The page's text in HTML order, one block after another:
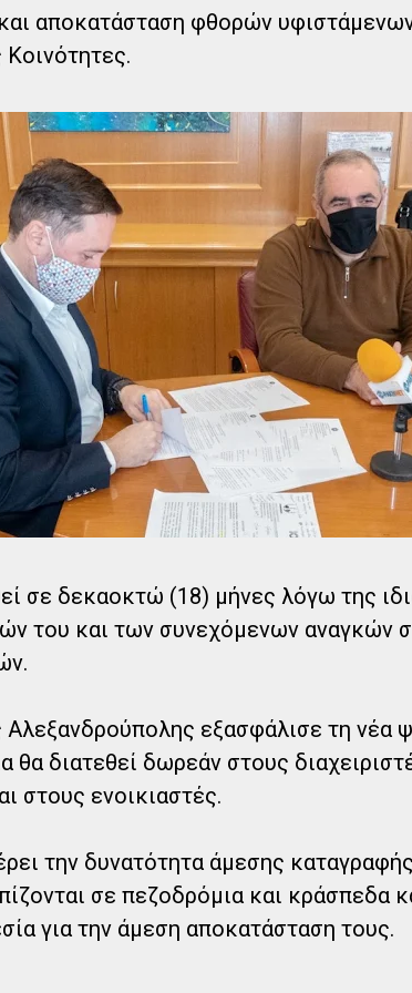
αποκατάσταση φθορών
σε δεκαοκτώ (18) μήνες λόγω της
του και των συνεχόμενων αναγκών
εξασφάλισε τη νέα
θα διατεθεί δωρεάν στους
στους ενοικιαστές.
την δυνατότητα άμεσης
σε πεζοδρόμια και κράσπεδα
για την άμεση αποκατάσταση τους.